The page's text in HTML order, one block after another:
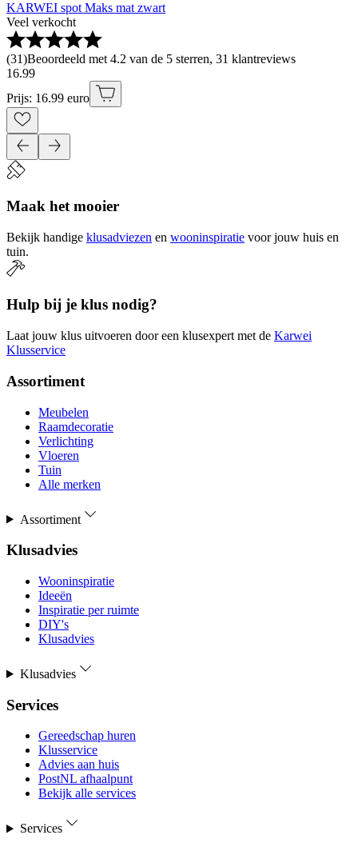
KARWEI spot Maks mat zwart
Veel verkocht
(31)Beoordeeld met 4.2 van de 5 sterren, 31 klantreviews
16.99
Prijs: 16.99 euro
Maak het mooier
Bekijk handige klusadviezen en wooninspiratie voor jouw huis en
tuin.
Hulp bij je klus nodig?
Laat jouw klus uitvoeren door een klusexpert met de Karwei
Klusservice
Assortiment
Meubelen
Raamdecoratie
Verlichting
Vloeren
Tuin
Alle merken
Assortiment
Klusadvies
Wooninspiratie
Ideeën
Inspiratie per ruimte
DIY's
Klusadvies
Klusadvies
Services
Gereedschap huren
Klusservice
Advies aan huis
PostNL afhaalpunt
Bekijk alle services
Services